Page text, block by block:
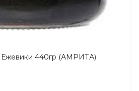
Ежевики 440гр (АМРИТА)